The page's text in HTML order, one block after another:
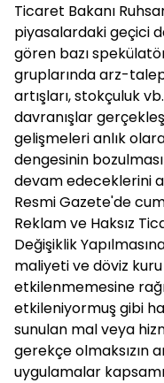
Ticaret Bakanı
piyasalardaki geçici
gören bazı
gruplarında arz-
artışları, stokçuluk
davranışlar
gelişmeleri anlık
dengesinin
devam edeceklerini
Resmi Gazete'de
Reklam ve Haksız
Değişiklik
maliyeti ve döviz
etkilenmemesine
etkileniyormuş gibi
sunulan mal veya
gerekçe olmaksızın
uygulamalar